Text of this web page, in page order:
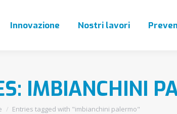
Innovazione Nostri lavori
IMBIANCHINI
here:
Entries tagged with "imbianchini palermo"